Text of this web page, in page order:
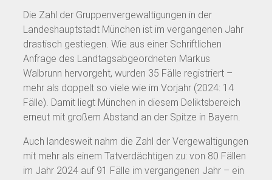
Die Zahl der Gruppenvergewaltigungen in der
Landeshauptstadt München ist im vergangenen Jahr
drastisch gestiegen. Wie aus einer Schriftlichen
Anfrage des Landtagsabgeordneten Markus
Walbrunn hervorgeht, wurden 35 Fälle registriert –
mehr als doppelt so viele wie im Vorjahr (2024: 14
Fälle). Damit liegt München in diesem Deliktsbereich
erneut mit großem Abstand an der Spitze in Bayern.
Auch landesweit nahm die Zahl der Vergewaltigungen
mit mehr als einem Tatverdächtigen zu: von 80 Fällen
im Jahr 2024 auf 91 Fälle im vergangenen Jahr – ein